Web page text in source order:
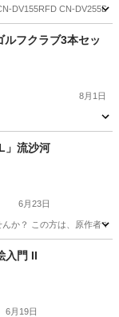
DV155RFD CN-DV255D
ルフクラブ3本セッ
8月1日
ディング
」流沙河
6月23日
か？ この方は、原作者
、アニメ
入門 II
6月19日